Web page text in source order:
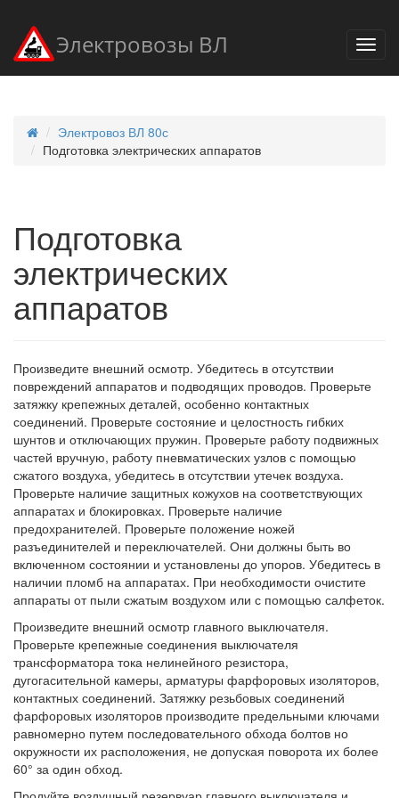
Электровозы ВЛ
Электровоз ВЛ 80с
Подготовка электрических аппаратов
Подготовка
электрических
аппаратов
Произведите внешний осмотр. Убедитесь в отсутствии
повреждений аппаратов и подводящих проводов. Проверьте
затяжку крепежных деталей, особенно контактных
соединений. Проверьте состояние и целостность гибких
шунтов и отключающих пружин. Проверьте работу подвижных
частей вручную, работу пневматических узлов с помощью
сжатого воздуха, убедитесь в отсутствии утечек воздуха.
Проверьте наличие защитных кожухов на соответствующих
аппаратах и блокировках. Проверьте наличие
предохранителей. Проверьте положение ножей
разъединителей и переключателей. Они должны быть во
включенном состоянии и установлены до упоров. Убедитесь в
наличии пломб на аппаратах. При необходимости очистите
аппараты от пыли сжатым воздухом или с помощью салфеток.
Произведите внешний осмотр главного выключателя.
Проверьте крепежные соединения выключателя
трансформатора тока нелинейного резистора,
дугогасительной камеры, арматуры фарфоровых изоляторов,
контактных соединений. Затяжку резьбовых соединений
фарфоровых изоляторов производите предельными ключами
равномерно путем последовательного обхода болтов но
окружности их расположения, не допуская поворота их более
60° за один обход.